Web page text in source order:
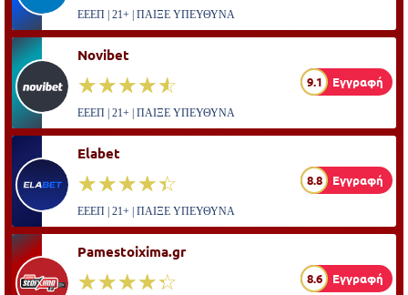
ΕΕΕΠ | 21+ | ΠΑΙΞΕ ΥΠΕΥΘΥΝΑ
Novibet
☆☆☆☆☆
★★★★★ 9.1 Εγγραφή
ΕΕΕΠ | 21+ | ΠΑΙΞΕ ΥΠΕΥΘΥΝΑ
Elabet
☆☆☆☆☆
★★★★★ 8.8 Εγγραφή
ΕΕΕΠ | 21+ | ΠΑΙΞΕ ΥΠΕΥΘΥΝΑ
Pamestoixima.gr
☆☆☆☆☆
★★★★★ 8.6 Εγγραφή